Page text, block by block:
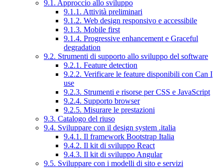
9.1. Approccio allo sviluppo
9.1.1. Attività preliminari
9.1.2. Web design responsivo e accessibile
9.1.3. Mobile first
9.1.4. Progressive enhancement e Graceful
degradation
9.2. Strumenti di supporto allo sviluppo del software
9.2.1. Feature detection
9.2.2. Verificare le feature disponibili con Can I
use
9.2.3. Strumenti e risorse per CSS e JavaScript
9.2.4. Supporto browser
9.2.5. Misurare le prestazioni
9.3. Catalogo del riuso
9.4. Sviluppare con il design system .italia
9.4.1. Il framework Bootstrap Italia
9.4.2. Il kit di sviluppo React
9.4.3. Il kit di sviluppo Angular
9.5. Sviluppare con i modelli di sito e servizi